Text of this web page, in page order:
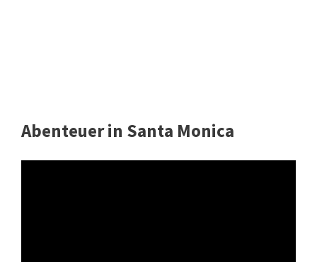
Abenteuer in Santa Monica